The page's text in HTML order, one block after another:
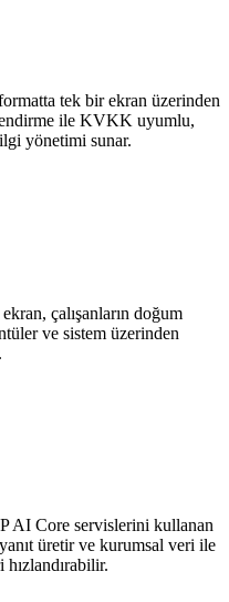
tek bir ekran üzerinden
ile KVKK uyumlu,
yönetimi sunar.
çalışanların doğum
ve sistem üzerinden
AI Core servislerini kullanan
üretir ve kurumsal veri ile